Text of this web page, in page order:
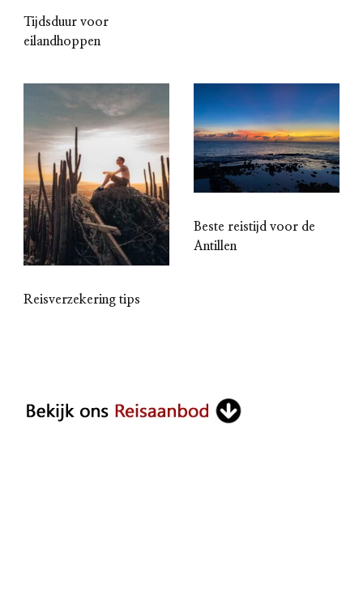
Tijdsduur voor
eilandhoppen
Reisverzekering tips
Beste reistijd voor de
Antillen